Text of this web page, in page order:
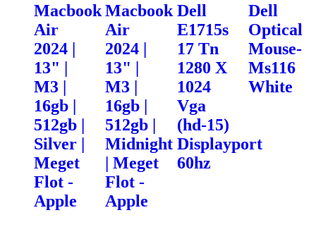
Macbook
Air
2024 |
13" |
M3 |
16gb |
512gb |
Silver |
Meget
Flot -
Apple
Macbook
Air
2024 |
13" |
M3 |
16gb |
512gb |
Midnight
| Meget
Flot -
Apple
Dell
E1715s
17 Tn
1280 X
1024
Vga
(hd-15)
Displayport
60hz
Dell
Optical
Mouse-
Ms116
White